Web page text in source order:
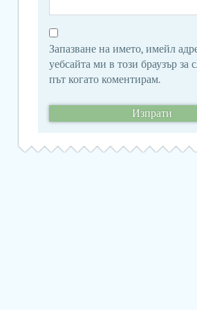
Запазване на името, имейл
уебсайта ми в този браузър за
път когато коментирам.